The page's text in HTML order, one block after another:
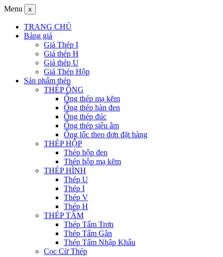
Menu x
TRANG CHỦ
Bảng giá
Giá Thép I
Giá thép H
Giá thép U
Giá Thép Hộp
Sản phẩm thép
THÉP ỐNG
Ống thép mạ kẽm
Ống thép hàn đen
Ống thép đúc
Ống thép siêu âm
Ống lốc theo đơn đặt hàng
THÉP HỘP
Thép hộp đen
Thép hộp mạ kẽm
THÉP HÌNH
Thép U
Thép I
Thép V
Thép H
THÉP TẤM
Thép Tấm Trơn
Thép Tấm Gân
Thép Tấm Nhập Khẩu
Cọc Cừ Thép